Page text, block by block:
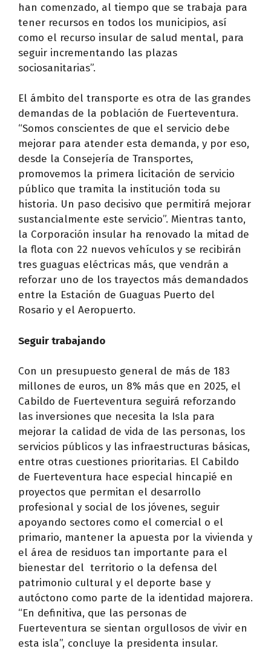
han comenzado, al tiempo que se trabaja para
tener recursos en todos los municipios, así
como el recurso insular de salud mental, para
seguir incrementando las plazas
sociosanitarias”.
El ámbito del transporte es otra de las grandes
demandas de la población de Fuerteventura.
“Somos conscientes de que el servicio debe
mejorar para atender esta demanda, y por eso,
desde la Consejería de Transportes,
promovemos la primera licitación de servicio
público que tramita la institución toda su
historia. Un paso decisivo que permitirá mejorar
sustancialmente este servicio”. Mientras tanto,
la Corporación insular ha renovado la mitad de
la flota con 22 nuevos vehículos y se recibirán
tres guaguas eléctricas más, que vendrán a
reforzar uno de los trayectos más demandados
entre la Estación de Guaguas Puerto del
Rosario y el Aeropuerto.
Seguir trabajando
Con un presupuesto general de más de 183
millones de euros, un 8% más que en 2025, el
Cabildo de Fuerteventura seguirá reforzando
las inversiones que necesita la Isla para
mejorar la calidad de vida de las personas, los
servicios públicos y las infraestructuras básicas,
entre otras cuestiones prioritarias. El Cabildo
de Fuerteventura hace especial hincapié en
proyectos que permitan el desarrollo
profesional y social de los jóvenes, seguir
apoyando sectores como el comercial o el
primario, mantener la apuesta por la vivienda y
el área de residuos tan importante para el
bienestar del territorio o la defensa del
patrimonio cultural y el deporte base y
autóctono como parte de la identidad majorera.
“En definitiva, que las personas de
Fuerteventura se sientan orgullosos de vivir en
esta isla”, concluye la presidenta insular.